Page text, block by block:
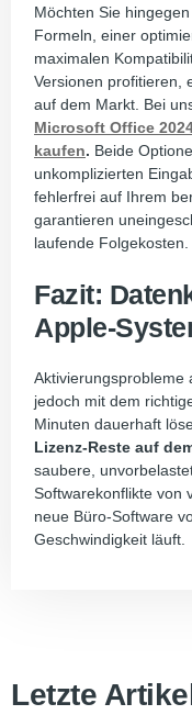
Möchten Sie
Formeln, einer
maximalen
Versionen profitieren,
auf dem Markt. Bei
Microsoft Office
kaufen. Beide
unkomplizierten
fehlerfrei auf Ihrem
garantieren
laufende Folgekosten.
Fazit:
Apple-
Aktivierungsprobleme
jedoch mit dem
Minuten dauerhaft
Lizenz-Reste auf
saubere,
Softwarekonflikte von
neue Büro-Software
Geschwindigkeit läuft.
Letzte